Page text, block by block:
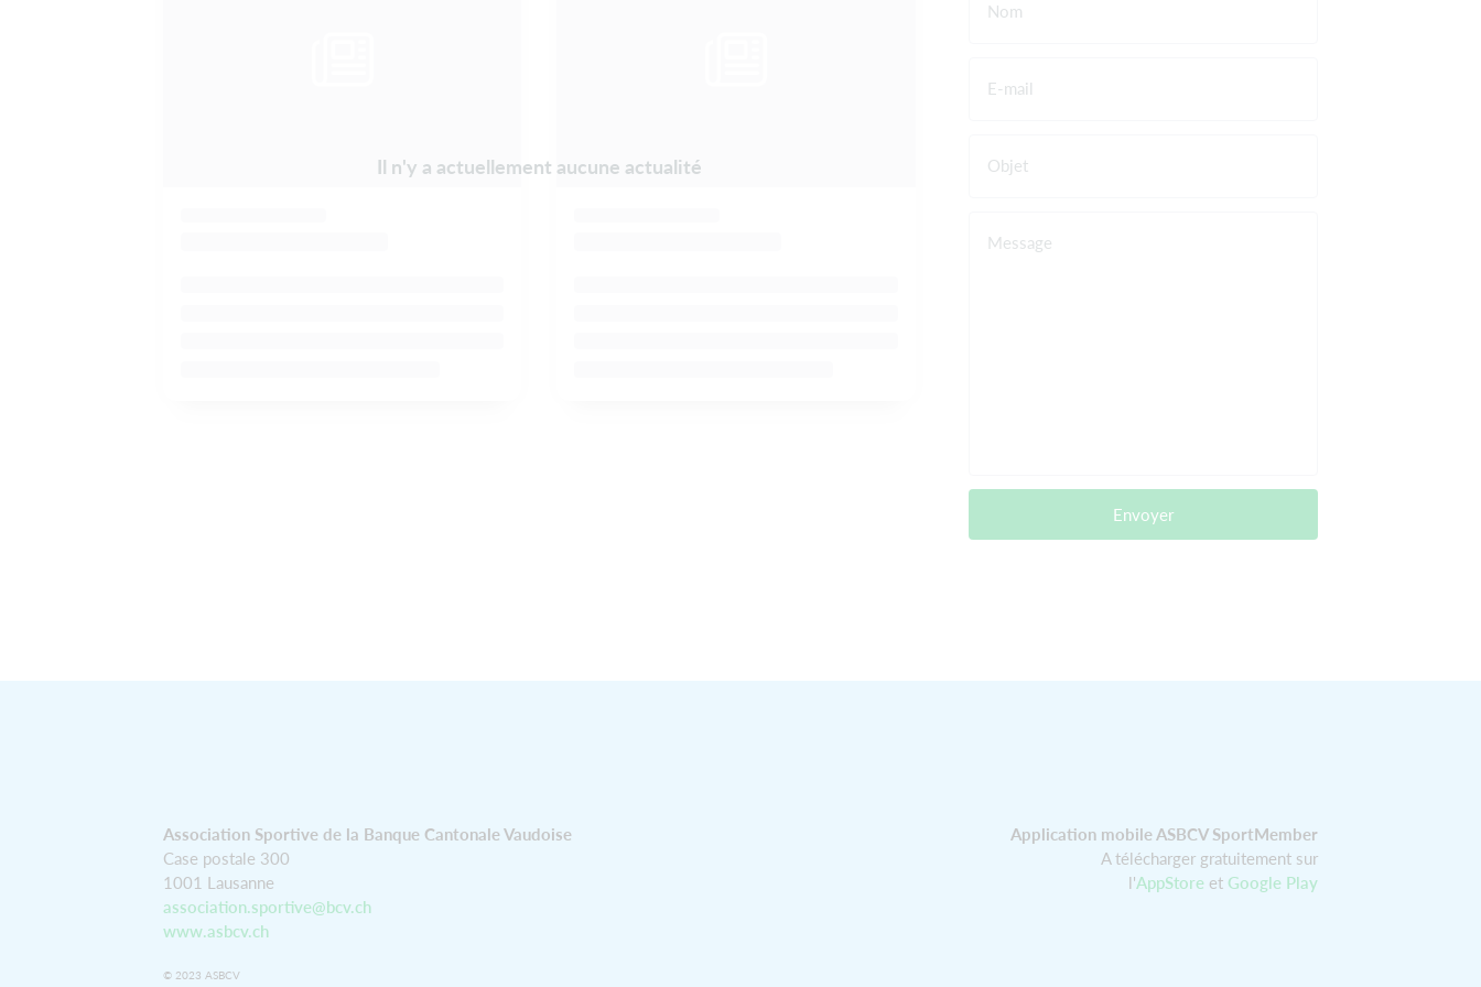
Il n'y a actuellement aucune actualité
Nom
E-mail
Objet
Message
Envoyer
Application mobile ASBCV SportMember
A télécharger gratuitement sur
l'AppStore et Google Play
Association Sportive de la Banque Cantonale Vaudoise
Case postale 300
1001 Lausanne
association.sportive@bcv.ch
www.asbcv.ch
© 2023 ASBCV